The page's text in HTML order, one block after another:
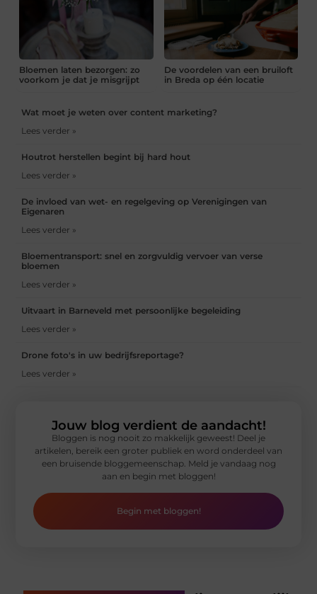
Bloemen laten bezorgen: zo
voorkom je dat je misgrijpt
De voordelen van een bruiloft
in Breda op één locatie
Wat moet je weten over content marketing?
Lees verder »
Houtrot herstellen begint bij hard hout
Lees verder »
De invloed van wet- en regelgeving op Verenigingen van
Eigenaren
Lees verder »
Bloementransport: snel en zorgvuldig vervoer van verse
bloemen
Lees verder »
Uitvaart in Barneveld met persoonlijke begeleiding
Lees verder »
Drone foto's in uw bedrijfsreportage?
Lees verder »
Jouw blog verdient de aandacht!
Bloggen is nog nooit zo makkelijk geweest! Deel je
artikelen, bereik een groter publiek en word onderdeel van
een bruisende bloggemeenschap. Meld je vandaag nog
aan en begin met bloggen!
Begin met bloggen!